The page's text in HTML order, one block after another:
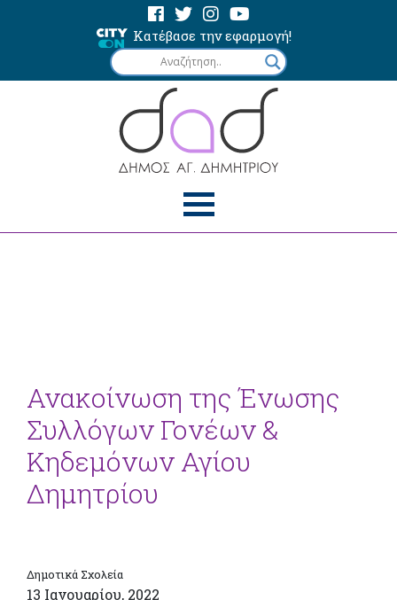
Κατέβασε την εφαρμογή!
Ανακοίνωση της Ένωσης
Συλλόγων Γονέων &
Κηδεμόνων Αγίου
Δημητρίου
Δημοτικά Σχολεία
13 Ιανουαρίου, 2022